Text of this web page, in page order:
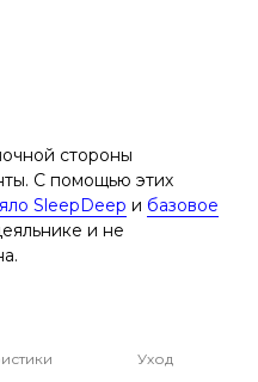
стороны
С помощью этих
SleepDeep и базовое
и не
Уход